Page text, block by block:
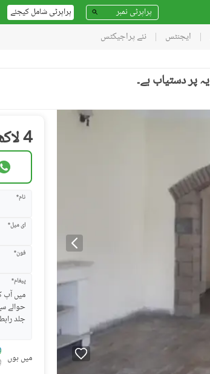
پراپرٹی شامل کیجئے
ایجنٹس نئے پراجیکٹس
4 لاکھ
نام*
ای میل*
فون*
پیغام*
میں ہوں